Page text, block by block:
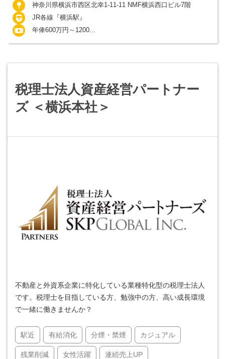
神奈川県横浜市西区北幸1-11-11 NMF横浜西口ビル7階
JR各線『横浜駅』
年俸600万円～1200...
税理士法人資産経営パートナー
ズ ＜横浜本社＞
不動産と外資系企業に特化している業種特化型の税理士法人
です。税理士を目指している方、勉強中の方、高い成長環境
で一緒に働きませんか？
駅近 有給消化 分煙・禁煙 カジュアル
残業削減 女性活躍 連続売上UP